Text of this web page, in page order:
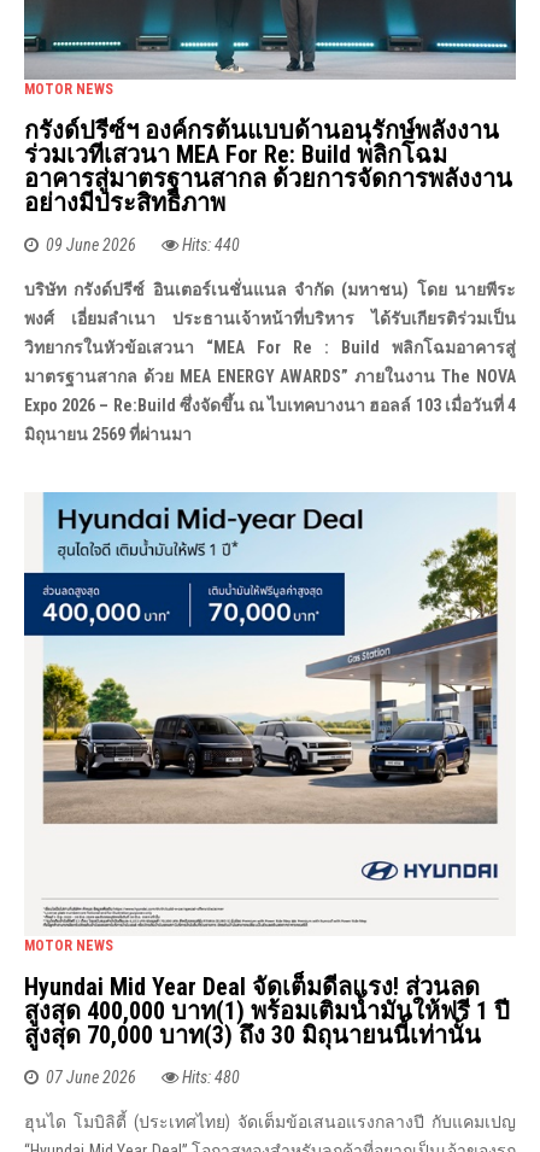
MOTOR NEWS
กรังด์ปรีซ์ฯ องค์กรต้นแบบด้านอนุรักษ์พลังงาน
ร่วมเวทีเสวนา MEA For Re: Build พลิกโฉม
อาคารสู่มาตรฐานสากล ด้วยการจัดการพลังงาน
อย่างมีประสิทธิภาพ
09 June 2026 Hits: 440
บริษัท กรังด์ปรีซ์ อินเตอร์เนชั่นแนล จำกัด (มหาชน) โดย นายพีระ
พงศ์ เอี่ยมลำเนา ประธานเจ้าหน้าที่บริหาร ได้รับเกียรติร่วมเป็น
วิทยากรในหัวข้อเสวนา “MEA For Re : Build พลิกโฉมอาคารสู่
มาตรฐานสากล ด้วย MEA ENERGY AWARDS” ภายในงาน The NOVA
Expo 2026 – Re:Build ซึ่งจัดขึ้น ณ ไบเทคบางนา ฮอลล์ 103 เมื่อวันที่ 4
มิถุนายน 2569 ที่ผ่านมา
MOTOR NEWS
Hyundai Mid Year Deal จัดเต็มดีลแรง! ส่วนลด
สูงสุด 400,000 บาท(1) พร้อมเติมน้ำมันให้ฟรี 1 ปี
สูงสุด 70,000 บาท(3) ถึง 30 มิถุนายนนี้เท่านั้น
07 June 2026 Hits: 480
ฮุนได โมบิลิตี้ (ประเทศไทย) จัดเต็มข้อเสนอแรงกลางปี กับแคมเปญ